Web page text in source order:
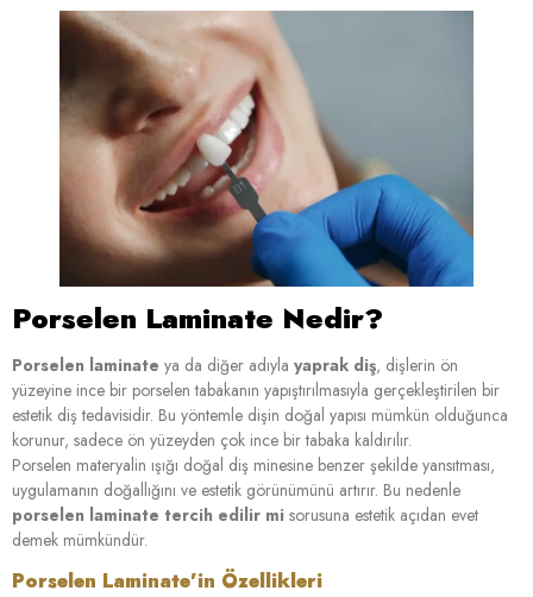
Porselen Laminate Nedir?
Porselen laminate ya da diğer adıyla yaprak diş, dişlerin ön
yüzeyine ince bir porselen tabakanın yapıştırılmasıyla gerçekleştirilen bir
estetik diş tedavisidir. Bu yöntemle dişin doğal yapısı mümkün olduğunca
korunur, sadece ön yüzeyden çok ince bir tabaka kaldırılır.
Porselen materyalin ışığı doğal diş minesine benzer şekilde yansıtması,
uygulamanın doğallığını ve estetik görünümünü artırır. Bu nedenle
porselen laminate tercih edilir mi sorusuna estetik açıdan evet
demek mümkündür.
Porselen Laminate’in Özellikleri